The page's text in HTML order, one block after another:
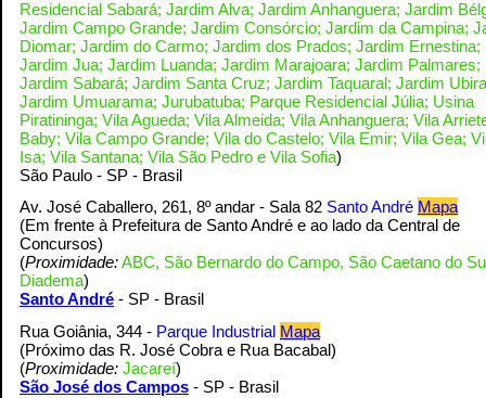
Residencial Sabará; Jardim Alva; Jardim Anhanguera; Jardim
Jardim Campo Grande; Jardim Consórcio; Jardim da Campina;
Diomar; Jardim do Carmo; Jardim dos Prados; Jardim Ernestina;
Jardim Jua; Jardim Luanda; Jardim Marajoara; Jardim Palmares;
Jardim Sabará; Jardim Santa Cruz; Jardim Taquaral; Jardim
Jardim Umuarama; Jurubatuba; Parque Residencial Júlia; Usina
Piratininga; Vila Agueda; Vila Almeida; Vila Anhanguera; Vila
Baby; Vila Campo Grande; Vila do Castelo; Vila Emir; Vila Gea;
Isa; Vila Santana; Vila São Pedro e Vila Sofia)
São Paulo - SP - Brasil
Av. José Caballero, 261, 8º andar - Sala 82 Santo André Mapa
(Em frente à Prefeitura de Santo André e ao lado da Central de
Concursos)
(Proximidade:ABC, São Bernardo do Campo, São Caetano do
Diadema)
Santo André - SP - Brasil
Rua Goiânia, 344 - Parque Industrial Mapa
(Próximo das R. José Cobra e Rua Bacabal)
(Proximidade: Jacareí)
São José dos Campos - SP - Brasil